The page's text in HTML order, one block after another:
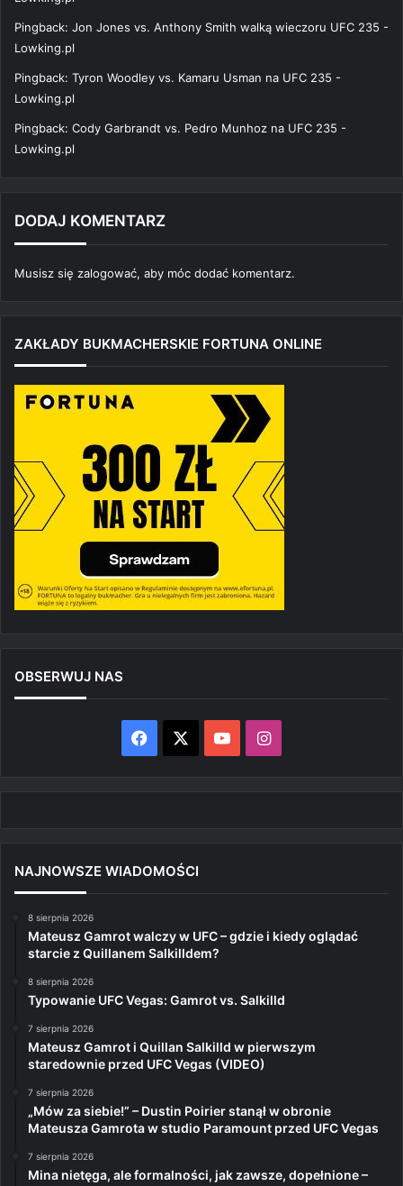
Pingback: Jon Jones vs. Anthony Smith walką wieczoru UFC 235 -
Lowking.pl
Pingback: Tyron Woodley vs. Kamaru Usman na UFC 235 -
Lowking.pl
Pingback: Cody Garbrandt vs. Pedro Munhoz na UFC 235 -
Lowking.pl
DODAJ KOMENTARZ
Musisz się zalogować, aby móc dodać komentarz.
ZAKŁADY BUKMACHERSKIE FORTUNA ONLINE
OBSERWUJ NAS
Facebook YouTubeInstagram
NAJNOWSZE WIADOMOŚCI
8 sierpnia 2026
Mateusz Gamrot walczy w UFC – gdzie i kiedy oglądać
starcie z Quillanem Salkilldem?
8 sierpnia 2026
Typowanie UFC Vegas: Gamrot vs. Salkilld
7 sierpnia 2026
Mateusz Gamrot i Quillan Salkilld w pierwszym
staredownie przed UFC Vegas (VIDEO)
7 sierpnia 2026
„Mów za siebie!” – Dustin Poirier stanął w obronie
Mateusza Gamrota w studio Paramount przed UFC Vegas
7 sierpnia 2026
Mina nietęga, ale formalności, jak zawsze, dopełnione –